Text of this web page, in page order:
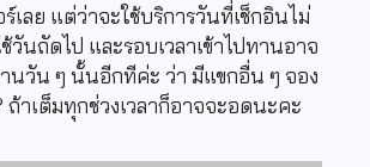
เลย แต่ว่าจะใช้บริการวันที่เช็กอินไม่
วันถัดไป และรอบเวลาเข้าไปทานอาจ
นวัน ๆ นั้นอีกทีค่ะ ว่า มีแขกอื่น ๆ จอง
ถ้าเต็มทุกช่วงเวลาก็อาจจะอดนะคะ